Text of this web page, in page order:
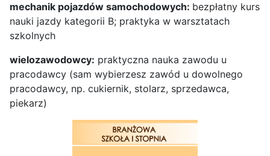
mechanik pojazdów samochodowych: bezpłatny kurs
nauki jazdy kategorii B; praktyka w warsztatach
szkolnych
wielozawodowcy: praktyczna nauka zawodu u
pracodawcy (sam wybierzesz zawód u dowolnego
pracodawcy, np. cukiernik, stolarz, sprzedawca,
piekarz)